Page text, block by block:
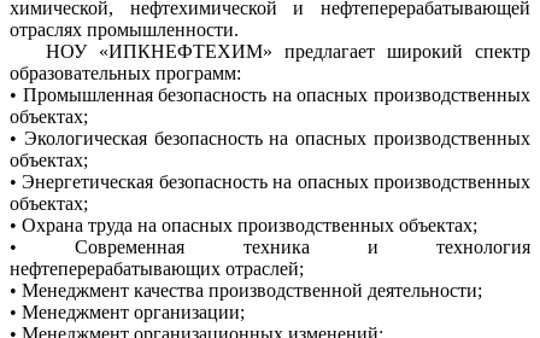
химической, нефтехимической и нефтеперерабатывающей
отраслях промышленности.
НОУ «ИПКНЕФТЕХИМ» предлагает широкий спектр
образовательных программ:
• Промышленная безопасность на опасных производственных
объектах;
• Экологическая безопасность на опасных производственных
объектах;
• Энергетическая безопасность на опасных производственных
объектах;
• Охрана труда на опасных производственных объектах;
• Современная техника и технология
нефтеперерабатывающих отраслей;
• Менеджмент качества производственной деятельности;
• Менеджмент организации;